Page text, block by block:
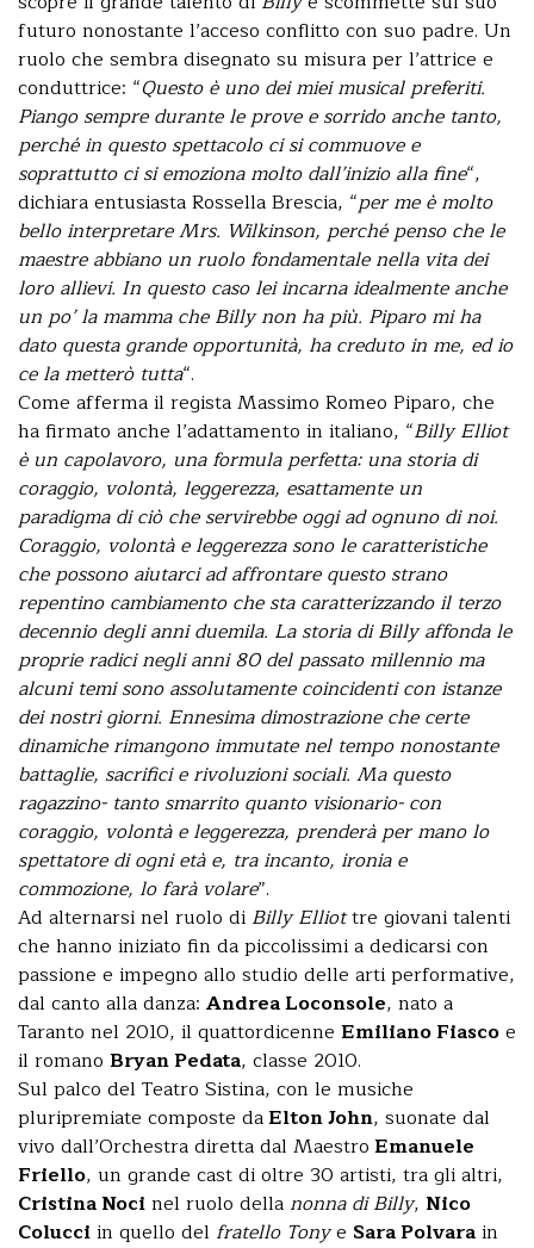
futuro nonostante l’acceso conflitto con suo padre. Un
ruolo che sembra disegnato su misura per l’attrice e
conduttrice: “Questo è uno dei miei musical preferiti.
Piango sempre durante le prove e sorrido anche tanto,
perché in questo spettacolo ci si commuove e
soprattutto ci si emoziona molto dall’inizio alla fine“,
dichiara entusiasta Rossella Brescia, “per me è molto
bello interpretare Mrs. Wilkinson, perché penso che le
maestre abbiano un ruolo fondamentale nella vita dei
loro allievi. In questo caso lei incarna idealmente anche
un po’ la mamma che Billy non ha più. Piparo mi ha
dato questa grande opportunità, ha creduto in me, ed io
ce la metterò tutta“.
Come afferma il regista Massimo Romeo Piparo, che
ha firmato anche l’adattamento in italiano, “Billy Elliot
è un capolavoro, una formula perfetta: una storia di
coraggio, volontà, leggerezza, esattamente un
paradigma di ciò che servirebbe oggi ad ognuno di noi.
Coraggio, volontà e leggerezza sono le caratteristiche
che possono aiutarci ad affrontare questo strano
repentino cambiamento che sta caratterizzando il terzo
decennio degli anni duemila. La storia di Billy affonda le
proprie radici negli anni 80 del passato millennio ma
alcuni temi sono assolutamente coincidenti con istanze
dei nostri giorni. Ennesima dimostrazione che certe
dinamiche rimangono immutate nel tempo nonostante
battaglie, sacrifici e rivoluzioni sociali. Ma questo
ragazzino- tanto smarrito quanto visionario- con
coraggio, volontà e leggerezza, prenderà per mano lo
spettatore di ogni età e, tra incanto, ironia e
commozione, lo farà volare”.
Ad alternarsi nel ruolo di Billy Elliottre giovani talenti
che hanno iniziato fin da piccolissimi a dedicarsi con
passione e impegno allo studio delle arti performative,
dal canto alla danza: Andrea Loconsole, nato a
Taranto nel 2010, il quattordicenne Emiliano Fiascoe
il romano Bryan Pedata, classe 2010.
Sul palco del Teatro Sistina, con le musiche
pluripremiate composte daElton John, suonate dal
vivo dall’Orchestra diretta dal MaestroEmanuele
Friello, un grande cast di oltre 30 artisti, tra gli altri,
Cristina Nocinel ruolo della nonna di Billy, Nico
Colucciin quello del fratello Tonye Sara Polvarain